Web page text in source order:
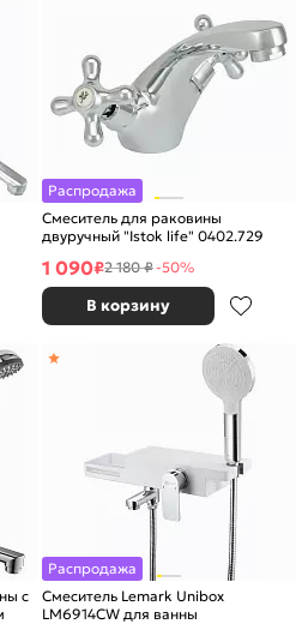
Распродажа
Смеситель для раковины
двуручный "Istok life" 0402.729
1 090₽2 180 ₽-50%
В корзину
с
Распродажа
Смеситель Lemark Unibox
LM6914CW для ванны